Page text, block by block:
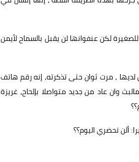
لكن عنفوانها لن يقبل بالسماح لأيمن
، مرت ثوان حتى تذكرته، إنه رقم هاتف
وان عاد من جديد متواصلا بإلحاح، غريزة
ألن تحضري اليوم؟؟